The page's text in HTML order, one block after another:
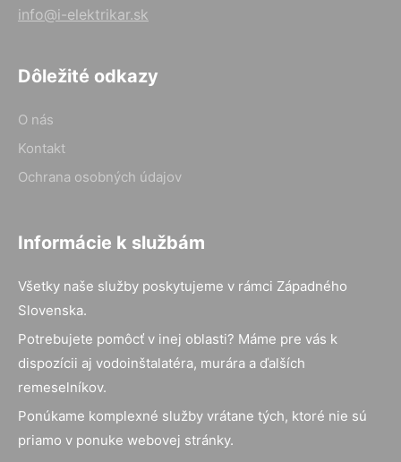
info@i-elektrikar.sk
Dôležité odkazy
O nás
Kontakt
Ochrana osobných údajov
Informácie k službám
Všetky naše služby poskytujeme v rámci Západného
Slovenska.
Potrebujete pomôcť v inej oblasti? Máme pre vás k
dispozícii aj vodoinštalatéra, murára a ďalších
remeselníkov.
Ponúkame komplexné služby vrátane tých, ktoré nie sú
priamo v ponuke webovej stránky.